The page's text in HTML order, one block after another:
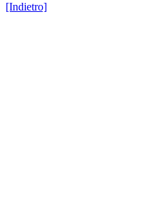
[Indietro]